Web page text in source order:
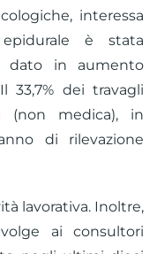
interessa
epidurale è stata
dato in aumento
33,7% dei travagli
(non medica), in
di rilevazione
lavorativa. Inoltre,
ai consultori